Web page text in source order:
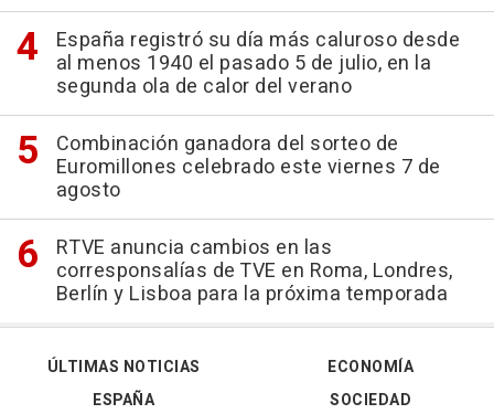
España registró su día más caluroso desde
al menos 1940 el pasado 5 de julio, en la
segunda ola de calor del verano
Combinación ganadora del sorteo de
Euromillones celebrado este viernes 7 de
agosto
RTVE anuncia cambios en las
corresponsalías de TVE en Roma, Londres,
Berlín y Lisboa para la próxima temporada
ÚLTIMAS NOTICIAS
ESPAÑA
ECONOMÍA
SOCIEDAD